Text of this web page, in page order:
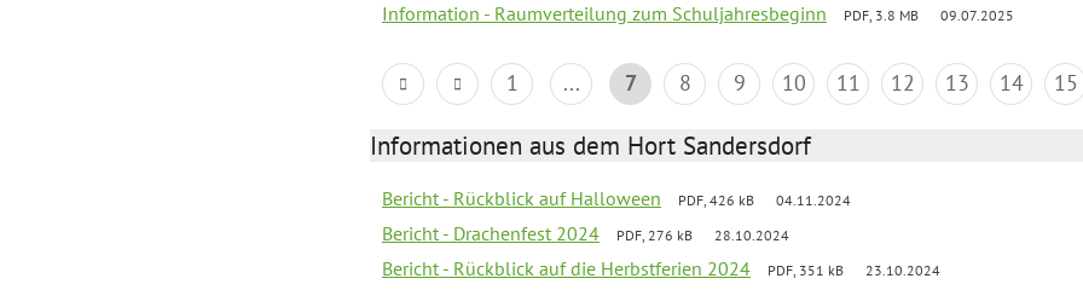
Information - Raumverteilung zum Schuljahresbeginn PDF, 3.8 MB 09.07.2025
1 ... 7 8 9 10 11 12 13 14 15
Informationen aus dem Hort Sandersdorf
Bericht - Rückblick auf Halloween PDF, 426 kB 04.11.2024
Bericht - Drachenfest 2024 PDF, 276 kB 28.10.2024
Bericht - Rückblick auf die Herbstferien 2024 PDF, 351 kB 23.10.2024